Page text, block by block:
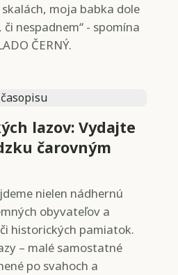
moja babka dole
nespadnem“ - spomína
ČERNÝ.
lazov: Vydajte
čarovným
nielen nádhernú
obyvateľov a
historických pamiatok.
– malé samostatné
po svahoch a